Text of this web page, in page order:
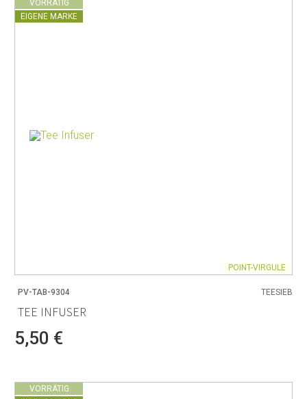
VORRÄTIG
EIGENE MARKE
POINT-VIRGULE
PV-TAB-9304 TEESIEB
TEE INFUSER
5,50 €
VORRÄTIG